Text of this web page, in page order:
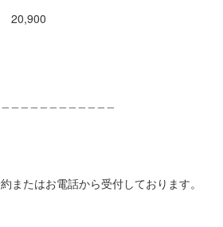
20,900
またはお電話から受付しております。